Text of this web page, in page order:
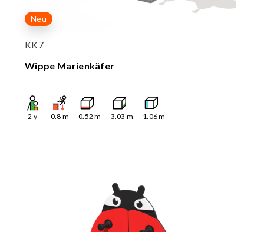
Neu
KK7
Wippe Marienkäfer
2 y 0.8 m 0.52 m 3.03 m 1.06m